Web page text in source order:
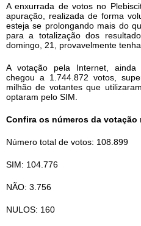
A enxurrada de votos no
apuração, realizada de forma
esteja se prolongando mais do
para a totalização dos
domingo, 21, provavelmente
A votação pela Internet, ainda
chegou a 1.744.872 votos,
milhão de votantes que
optaram pelo SIM.
Confira os números da votação
Número total de votos: 108.899
SIM: 104.776
NÃO: 3.756
NULOS: 160